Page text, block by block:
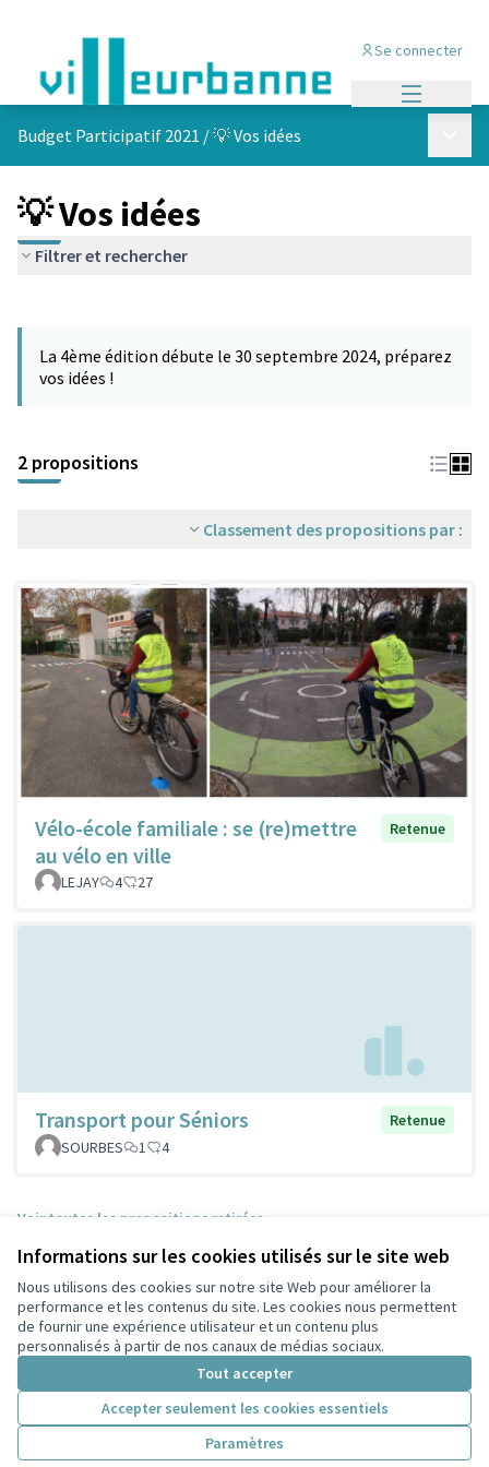
Informations sur les cookies utilisés sur le site web
Nous utilisons des cookies sur notre site Web pour améliorer la
performance et les contenus du site. Les cookies nous permettent
de fournir une expérience utilisateur et un contenu plus
personnalisés à partir de nos canaux de médias sociaux.
Tout accepter
Accepter seulement les cookies essentiels
Paramètres
Se connecter
Budget Participatif 2021 /💡 Vos idées
💡 Vos idées
Filtrer et rechercher
La 4ème édition débute le 30 septembre 2024, préparez
vos idées !
2 propositions
Classement des propositions par :
Vélo-école familiale : se (re)mettre
au vélo en ville
Retenue
LEJAY 4 27
Transport pour Séniors
Retenue
SOURBES
1 4
Voir toutes les propositions retirées
Conditions d'utilisation
Paramètres des cookies
Participez Villeurbanne sur X
(Lien externe)
Participez Villeurbanne sur Facebook
Participez Villeurbanne sur Instagram
Participez Villeurbanne sur YouTube
(Lien externe)
Site réalisé grâce aulogiciel libre Decidim .
Licence
(Lien